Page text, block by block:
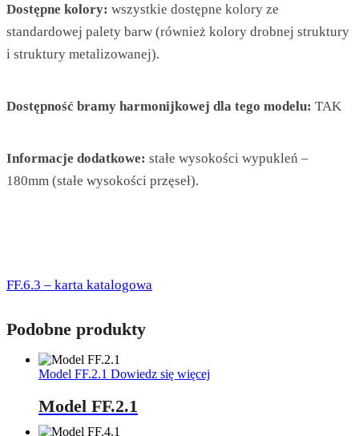
Dostępne kolory: wszystkie dostępne kolory ze
standardowej palety barw (również kolory drobnej struktury
i struktury metalizowanej).
Dostępność bramy harmonijkowej dla tego modelu: TAK
Informacje dodatkowe: stałe wysokości wypukleń –
180mm (stałe wysokości przęseł).
FF.6.3 – karta katalogowa
Podobne produkty
Model FF.2.1 Dowiedz się więcej
Model FF.2.1